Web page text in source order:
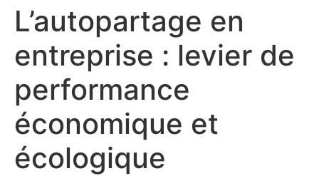
L’autopartage en
entreprise : levier de
performance
économique et
écologique